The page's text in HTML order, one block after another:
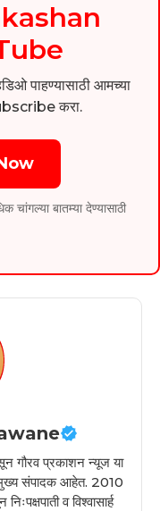
पाहण्यासाठी आमच्या
करा.
बातम्या देण्यासाठी
गौरव प्रकाशन न्यूज या
मुख्य संपादक आहेत. 2010
व विश्वासार्ह